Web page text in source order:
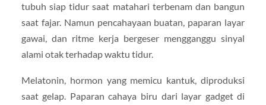
tubuh siap tidur saat matahari terbenam dan bangun
saat fajar. Namun pencahayaan buatan, paparan layar
gawai, dan ritme kerja bergeser mengganggu sinyal
alami otak terhadap waktu tidur.
Melatonin, hormon yang memicu kantuk, diproduksi
saat gelap. Paparan cahaya biru dari layar gadget di